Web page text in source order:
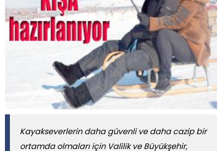
Kayakseverlerin daha güvenli ve daha cazip bir
ortamda olmaları için Valilik ve Büyükşehir,